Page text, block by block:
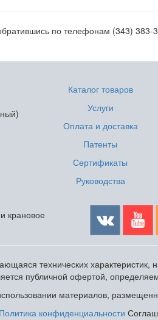
по телефонам (343) 383-
Каталог товаров
Услуги
Оплата и доставка
Патенты
Сертификаты
Руководства
крановое
технических
публичной офертой,
материалов,
Политика конфиденциальности